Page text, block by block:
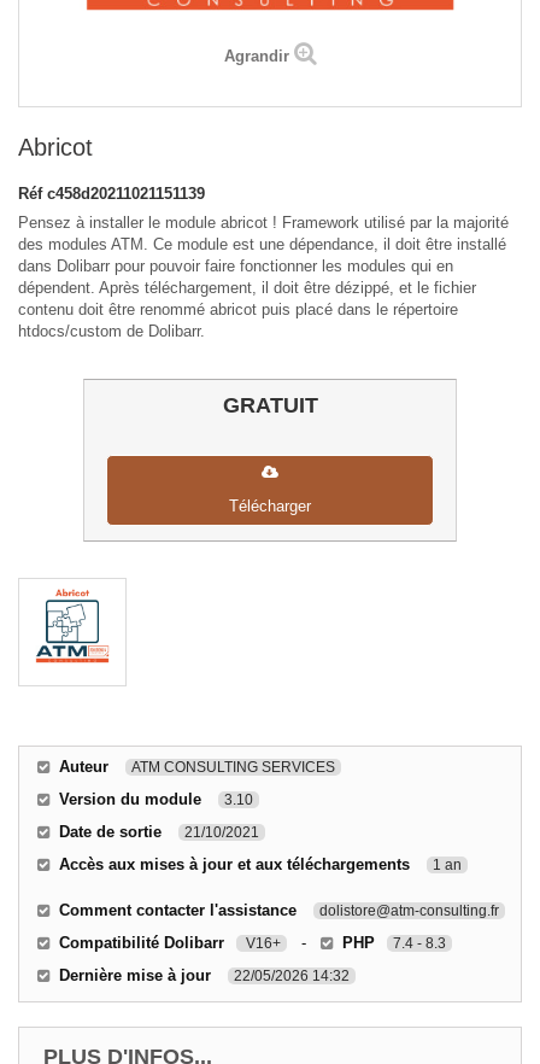
Agrandir
Abricot
Réf c458d20211021151139
Pensez à installer le module abricot ! Framework utilisé par la majorité
des modules ATM. Ce module est une dépendance, il doit être installé
dans Dolibarr pour pouvoir faire fonctionner les modules qui en
dépendent. Après téléchargement, il doit être dézippé, et le fichier
contenu doit être renommé abricot puis placé dans le répertoire
htdocs/custom de Dolibarr.
GRATUIT
Télécharger
Auteur ATM CONSULTING SERVICES
Version du module 3.10
Date de sortie 21/10/2021
Accès aux mises à jour et aux téléchargements 1 an
Comment contacter l'assistance dolistore@atm-consulting.fr
Compatibilité Dolibarr V16+ - PHP 7.4 - 8.3
Dernière mise à jour 22/05/2026 14:32
PLUS D'INFOS...